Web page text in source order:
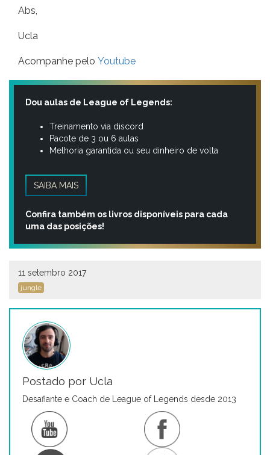
Abs,
Ucla
Acompanhe pelo Youtube
Dou aulas de League of Legends:
Treinamento via discord
Pacote de 3 ou 6 aulas
Melhoria garantida ou seu dinheiro de volta
SAIBA MAIS
Confira também os livros disponíveis para cada
uma das posições!
11 setembro 2017
jungle
Postado por Ucla
Desafiante e Coach de League of Legends desde 2013